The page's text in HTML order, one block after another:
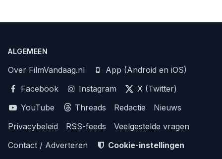
ALGEMEEN
Over FilmVandaag.nl
App (Android en iOS)
Facebook
Instagram
X (Twitter)
YouTube
Threads Redactie
Nieuws
Privacybeleid
RSS-feeds
Veelgestelde vragen
Contact / Adverteren
Cookie-instellingen